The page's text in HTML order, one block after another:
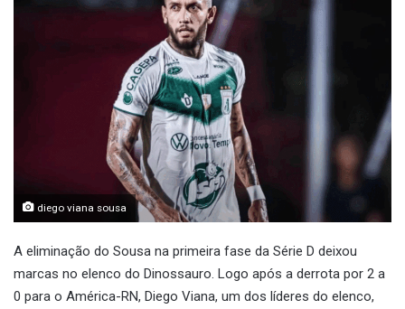
e-
diego viana sousa
A eliminação do Sousa na primeira fase da Série D deixou
marcas no elenco do Dinossauro. Logo após a derrota por 2 a
0 para o América-RN, Diego Viana, um dos líderes do elenco,